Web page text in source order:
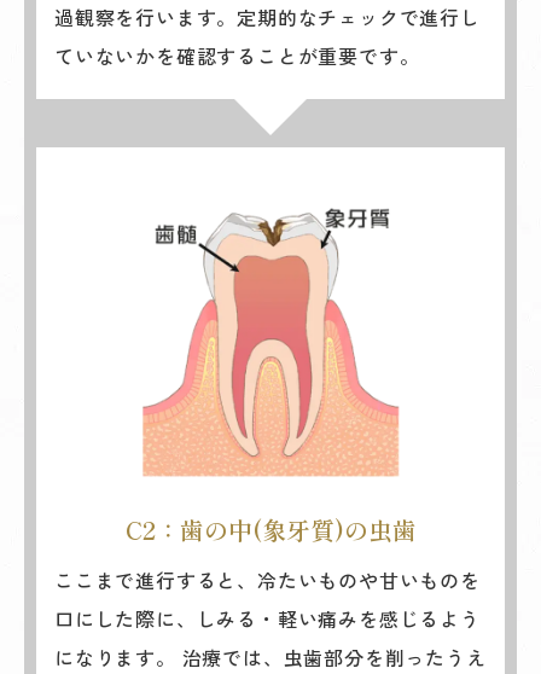
過観察を行います。定期的なチェックで進行し
ていないかを確認することが重要です。
C2：歯の中(象牙質)の虫歯
ここまで進行すると、冷たいものや甘いものを
口にした際に、しみる・軽い痛みを感じるよう
になります。 治療では、虫歯部分を削ったうえ